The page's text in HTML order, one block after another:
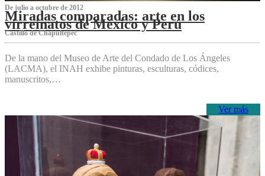
De julio a octubre de 2012
Miradas comparadas: arte en los
virreinatos de México y Perú
Castillo de Chapultepec
De la mano del Museo de Arte del Condado de Los Ángeles
(LACMA), el INAH exhibe pinturas, esculturas, códices,
manuscritos,…
Ver más